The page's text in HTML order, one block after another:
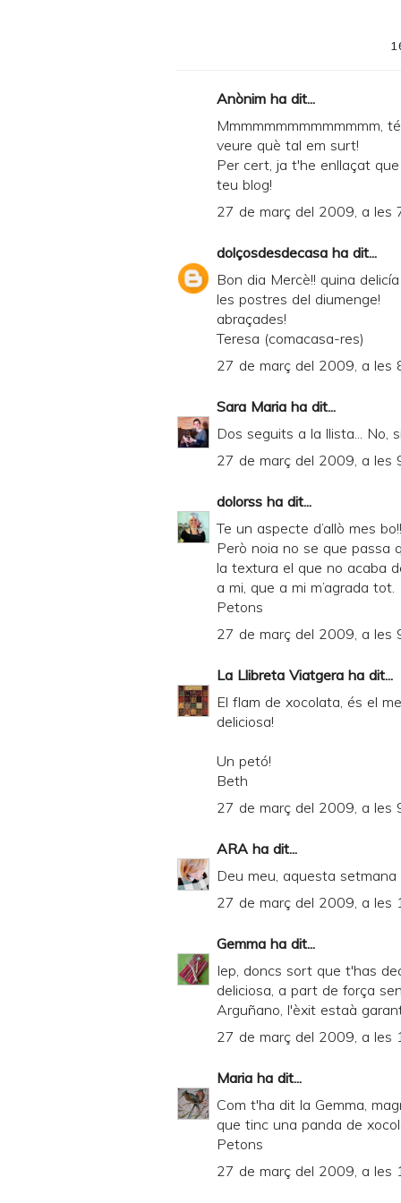
Anònim ha dit...
Mmmmmmmmmmmmmm,
veure què tal em surt!
Per cert, ja t'he enllaçat
teu blog!
27 de març del 2009, a les
dolçosdesdecasa ha dit...
Bon dia Mercè!! quina
les postres del diumenge!
abraçades!
Teresa (comacasa-res)
27 de març del 2009, a les
Sara Maria ha dit...
Dos seguits a la llista... No,
27 de març del 2009, a les
dolorss ha dit...
Te un aspecte d’allò mes
Però noia no se que passa
la textura el que no acaba
a mi, que a mi m’agrada tot.
Petons
27 de març del 2009, a les
La Llibreta Viatgera ha dit...
El flam de xocolata, és el
deliciosa!
Un petó!
Beth
27 de març del 2009, a les
ARA ha dit...
Deu meu, aquesta
27 de març del 2009, a les
Gemma ha dit...
Iep, doncs sort que t'has
deliciosa, a part de força
Arguñano, l'èxit estaà
27 de març del 2009, a les
Maria ha dit...
Com t'ha dit la Gemma,
que tinc una panda de
Petons
27 de març del 2009, a les